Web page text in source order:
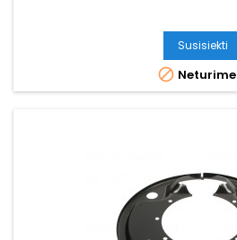
Susisiekti
 Neturime